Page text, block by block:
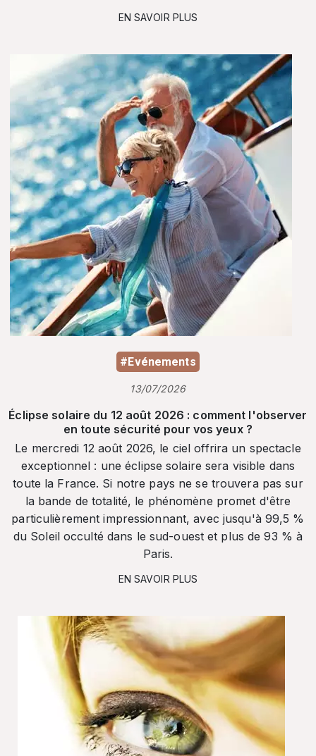
EN SAVOIR PLUS
#Evénements
13/07/2026
Éclipse solaire du 12 août 2026 : comment l'observer
en toute sécurité pour vos yeux ?
Le mercredi 12 août 2026, le ciel offrira un spectacle
exceptionnel : une éclipse solaire sera visible dans
toute la France. Si notre pays ne se trouvera pas sur
la bande de totalité, le phénomène promet d'être
particulièrement impressionnant, avec jusqu'à 99,5 %
du Soleil occulté dans le sud-ouest et plus de 93 % à
Paris.
EN SAVOIR PLUS